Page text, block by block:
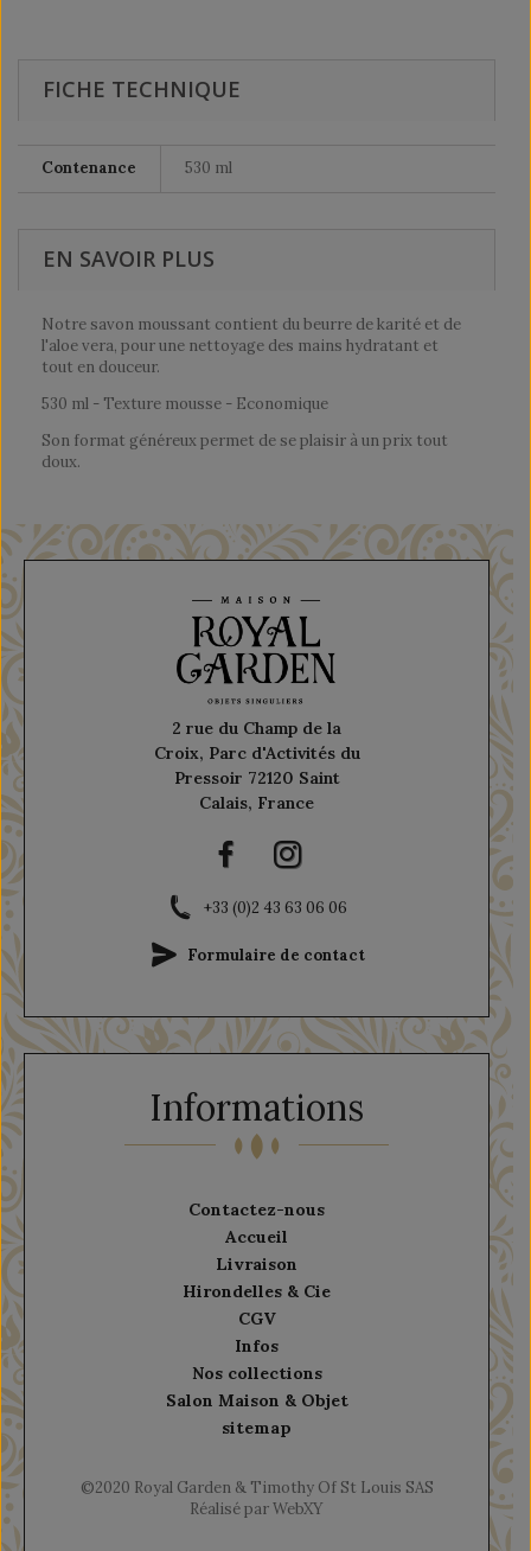
FICHE TECHNIQUE
Contenance 530 ml
EN SAVOIR PLUS
Notre savon moussant contient du beurre de karité et de
l'aloe vera, pour une nettoyage des mains hydratant et
tout en douceur.
530 ml - Texture mousse - Economique
Son format généreux permet de se plaisir à un prix tout
doux.
Informations
Contactez-nous
Accueil
Livraison
Hirondelles & Cie
CGV
Infos
Nos collections
Salon Maison & Objet
sitemap
©2020 Royal Garden & Timothy Of St Louis SAS
Réalisé par WebXY
2 rue du Champ de la
Croix, Parc d'Activités du
Pressoir 72120 Saint
Calais, France
+33 (0)2 43 63 06 06
Formulaire de contact